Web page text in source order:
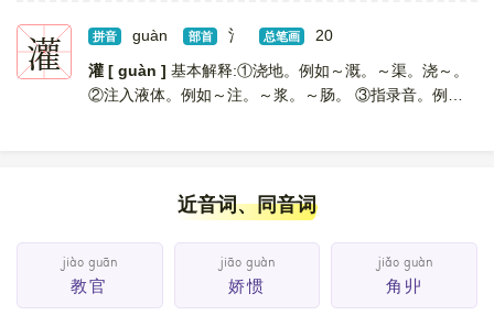
灌 拼音 guàn 部首 氵 总笔画
20
灌 [ guàn ] 基本解释:①浇地。例如～溉。～渠。浇～。
②注入液体。例如～注。～浆。～肠。 ③指录音。例如
近音词、同音词
jiào guān
教官
jiāo guàn
娇惯
jiǎo guàn
角丱